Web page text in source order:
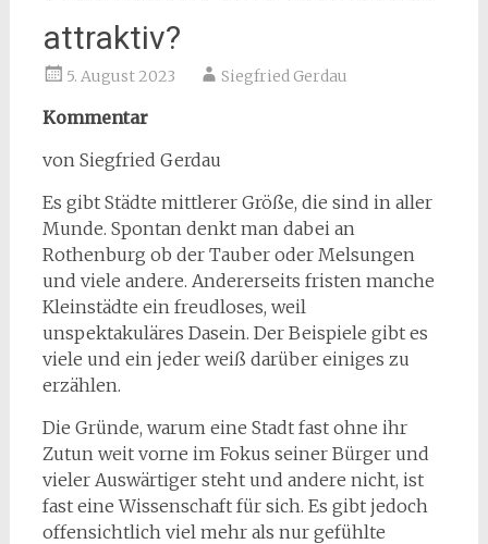
attraktiv?
5. August 2023 Siegfried Gerdau
Kommentar
von Siegfried Gerdau
Es gibt Städte mittlerer Größe, die sind in aller
Munde. Spontan denkt man dabei an
Rothenburg ob der Tauber oder Melsungen
und viele andere. Andererseits fristen manche
Kleinstädte ein freudloses, weil
unspektakuläres Dasein. Der Beispiele gibt es
viele und ein jeder weiß darüber einiges zu
erzählen.
Die Gründe, warum eine Stadt fast ohne ihr
Zutun weit vorne im Fokus seiner Bürger und
vieler Auswärtiger steht und andere nicht, ist
fast eine Wissenschaft für sich. Es gibt jedoch
offensichtlich viel mehr als nur gefühlte